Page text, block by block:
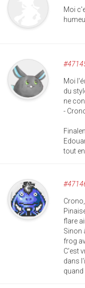
Moi
Moi
du
ne
-
tout
flare
Sinon
frog
C'est
dans
quand